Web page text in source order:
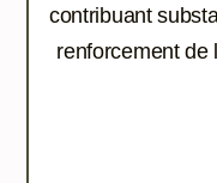
contribuant
renforcement de